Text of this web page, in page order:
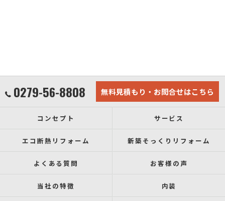
0279-56-8808 無料見積もり・お問合せはこちら
コンセプト サービス
エコ断熱リフォーム 新築そっくりリフォーム
よくある質問 お客様の声
当社の特徴 内装